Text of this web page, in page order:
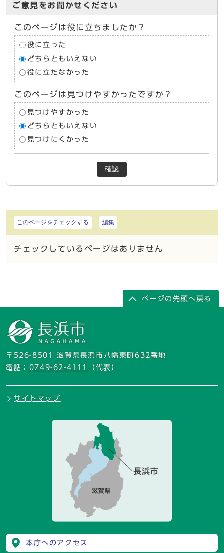
ご意見をお聞かせください
このページは役に立ちましたか？
役に立った
どちらともいえない
役に立たなかった
このページは見つけやすかったですか？
見つけやすかった
どちらともいえない
見つけにくかった
確認
このページをチェックする 編集
チェックしているページはありません
ページの先頭へ戻る
〒526-8501 滋賀県長浜市八幡東町632番地
電話： 0749-62-4111 （代表）
サイトマップ
本庁へのアクセス